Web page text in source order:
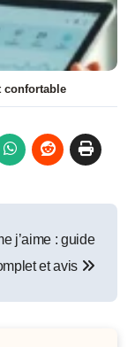
confortable
j’aime : guide
et avis